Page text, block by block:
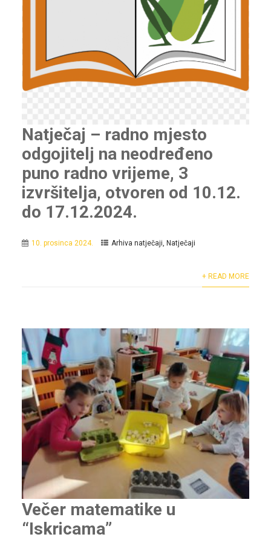
Natječaj – radno mjesto
odgojitelj na neodređeno
puno radno vrijeme, 3
izvršitelja, otvoren od 10.12.
do 17.12.2024.
10. prosinca 2024. Arhiva natječaji, Natječaji
+ READ MORE
Večer matematike u
“Iskricama”